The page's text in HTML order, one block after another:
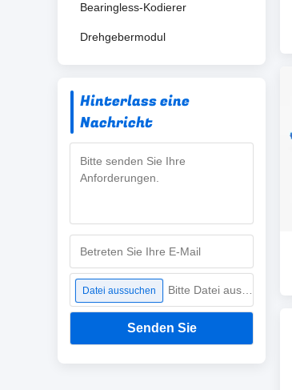
Bearingless-Kodierer
Drehgebermodul
Hinterlass eine
Nachricht
Datei aussuchen
Senden Sie